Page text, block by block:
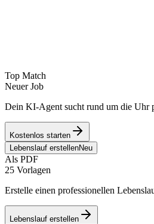
Top Match
Neuer Job
Dein KI-Agent sucht rund um die Uhr
Kostenlos starten
Lebenslauf erstellenNeu
Als PDF
25 Vorlagen
Erstelle einen professionellen
Lebenslauf erstellen